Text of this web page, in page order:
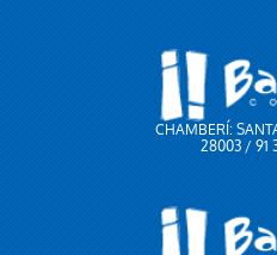
CHAMBERÍ:
28003 / 91